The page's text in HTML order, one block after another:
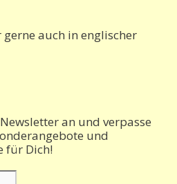
auch in englischer
an und verpasse
und
für Dich!